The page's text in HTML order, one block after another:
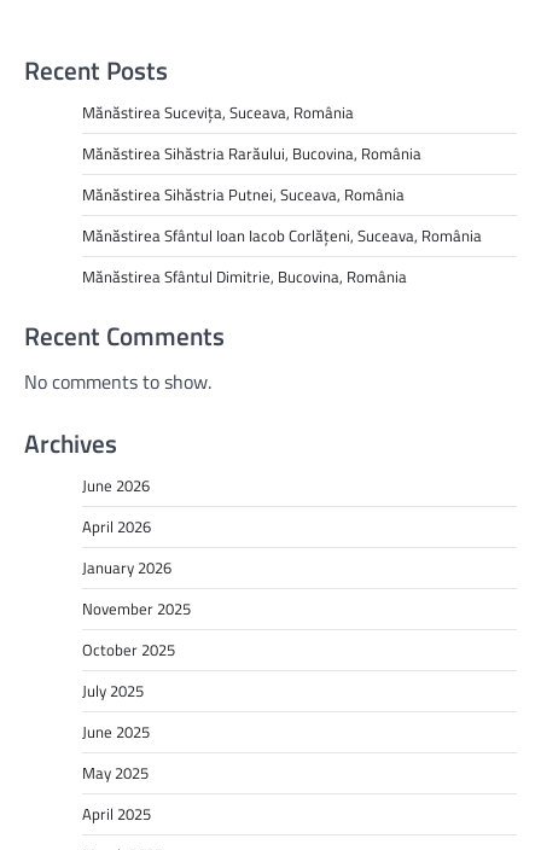
Recent Posts
Mănăstirea Sucevița, Suceava, România
Mănăstirea Sihăstria Rarăului, Bucovina, România
Mănăstirea Sihăstria Putnei, Suceava, România
Mănăstirea Sfântul Ioan Iacob Corlățeni, Suceava, România
Mănăstirea Sfântul Dimitrie, Bucovina, România
Recent Comments
No comments to show.
Archives
June 2026
April 2026
January 2026
November 2025
October 2025
July 2025
June 2025
May 2025
April 2025